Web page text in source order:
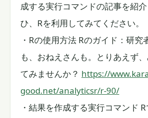
成する実行コマンドの記事を紹
ひ、Rを利用してみてください。
・Rの使用方法 Rのガイド：研究
も、おねえさんも。とりあえず
てみませんか？ https://
good.net/analyticsr/r-90/
・結果を作成する実行コマンド R